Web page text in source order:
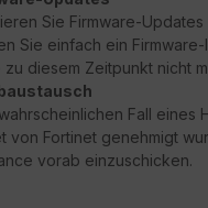
Sie Firmware-
Sie einfach ein
zu diesem Zeitpunkt nicht
Fall
von Fortinet genehmigt
vorab einzuschicken.